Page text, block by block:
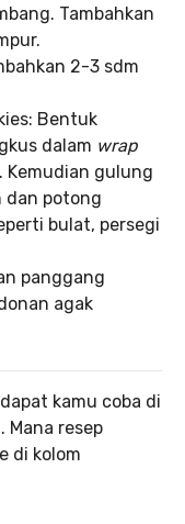
Tambahkan
2-3 sdm
Bentuk
dalam wrap
Kemudian gulung
dan potong
bulat, persegi
panggang
agak
kamu coba di
Mana resep
di kolom